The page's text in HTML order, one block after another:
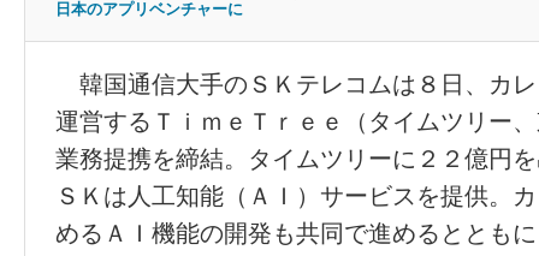
日本のアプリベンチャーに
韓国通信大手のＳＫテレコムは８日、カ
運営するＴｉｍｅＴｒｅｅ（タイムツリー
業務提携を締結。タイムツリーに２２億円
ＳＫは人工知能（ＡＩ）サービスを提供。
めるＡＩ機能の開発も共同で進めるととも